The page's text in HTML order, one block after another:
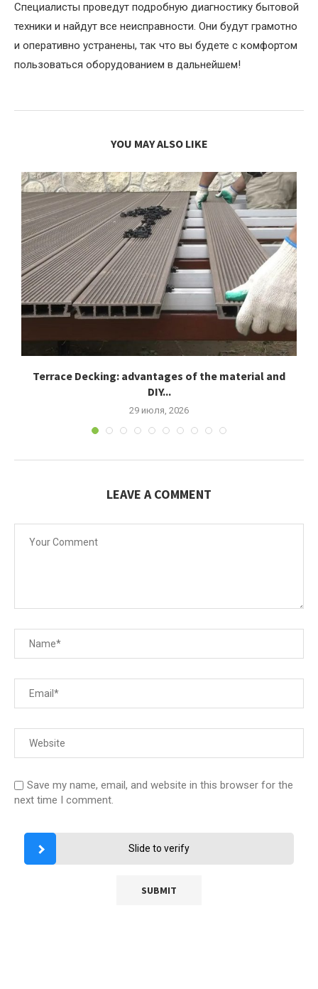
Специалисты проведут подробную диагностику бытовой
техники и найдут все неисправности. Они будут грамотно
и оперативно устранены, так что вы будете с комфортом
пользоваться оборудованием в дальнейшем!
YOU MAY ALSO LIKE
Terrace Decking: advantages of the material and
DIY...
29 июля, 2026
LEAVE A COMMENT
Save my name, email, and website in this browser for the
next time I comment.
Slide to verify